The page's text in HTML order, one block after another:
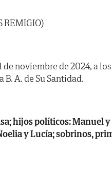
REMIGIO)
noviembre de 2024, a
B. A. de Su Santidad.
hijos políticos: Manuel
y Lucía; sobrinos,